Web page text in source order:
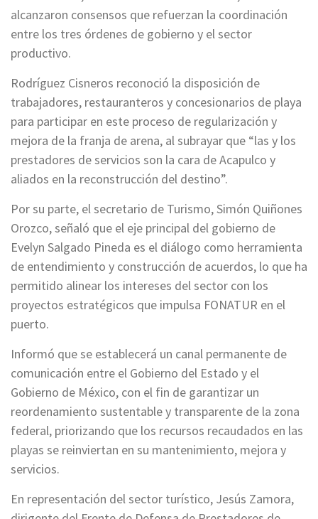
alcanzaron consensos que refuerzan la coordinación
entre los tres órdenes de gobierno y el sector
productivo.
Rodríguez Cisneros reconoció la disposición de
trabajadores, restauranteros y concesionarios de playa
para participar en este proceso de regularización y
mejora de la franja de arena, al subrayar que “las y los
prestadores de servicios son la cara de Acapulco y
aliados en la reconstrucción del destino”.
Por su parte, el secretario de Turismo, Simón Quiñones
Orozco, señaló que el eje principal del gobierno de
Evelyn Salgado Pineda es el diálogo como herramienta
de entendimiento y construcción de acuerdos, lo que ha
permitido alinear los intereses del sector con los
proyectos estratégicos que impulsa FONATUR en el
puerto.
Informó que se establecerá un canal permanente de
comunicación entre el Gobierno del Estado y el
Gobierno de México, con el fin de garantizar un
reordenamiento sustentable y transparente de la zona
federal, priorizando que los recursos recaudados en las
playas se reinviertan en su mantenimiento, mejora y
servicios.
En representación del sector turístico, Jesús Zamora,